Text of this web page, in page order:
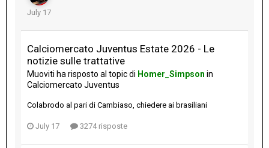
July 17
Calciomercato Juventus Estate 2026 - Le
notizie sulle trattative
Muoviti ha risposto al topic di Homer_Simpson in
Calciomercato Juventus
Colabrodo al pari di Cambiaso, chiedere ai brasiliani
July 17 3274 risposte